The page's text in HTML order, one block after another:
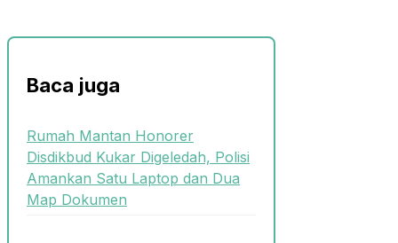
Baca juga
Rumah Mantan Honorer
Disdikbud Kukar Digeledah, Polisi
Amankan Satu Laptop dan Dua
Map Dokumen